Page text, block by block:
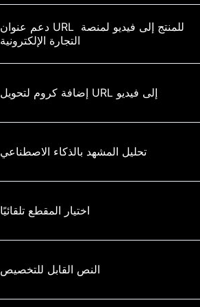
دعم عنوان URL للمنتج إلى فيديو لمنصة
التجارة الإلكترونية
إضافة كروم لتحويل URL إلى فيديو
تحليل المشهد بالذكاء الاصطناعي
اختيار المقطع تلقائيًا
النص القابل للتخصيص